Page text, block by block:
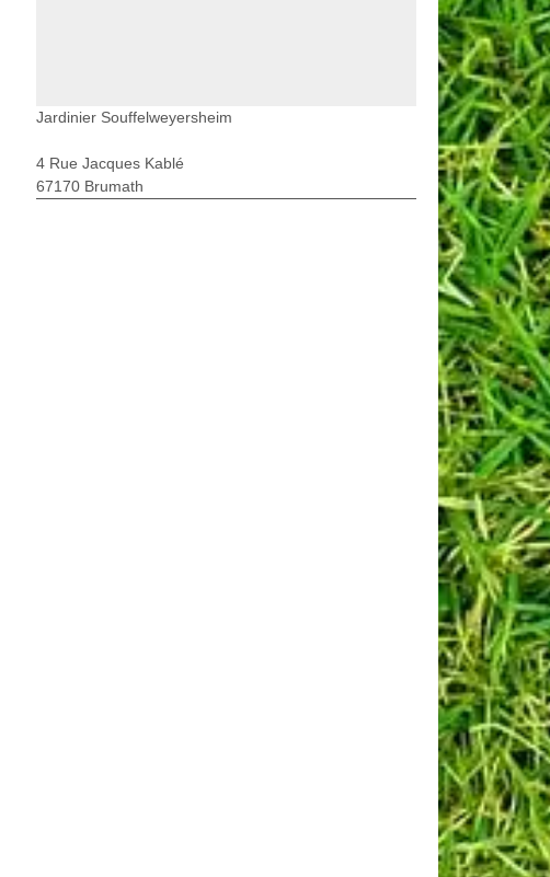
Jardinier Souffelweyersheim
4 Rue Jacques Kablé
67170 Brumath